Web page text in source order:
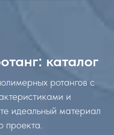
каталог
ротангов с
и
идеальный материал
проекта.